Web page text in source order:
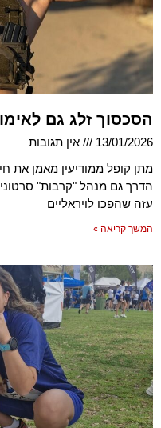
הסכסוך זלג גם
13/01/2026
אין תגובות
מתן קופל ממודיעין מאמן את
הדרך גם מנהל "קרבות"
עזה שהפכו לויראליים
המשך קריאה »